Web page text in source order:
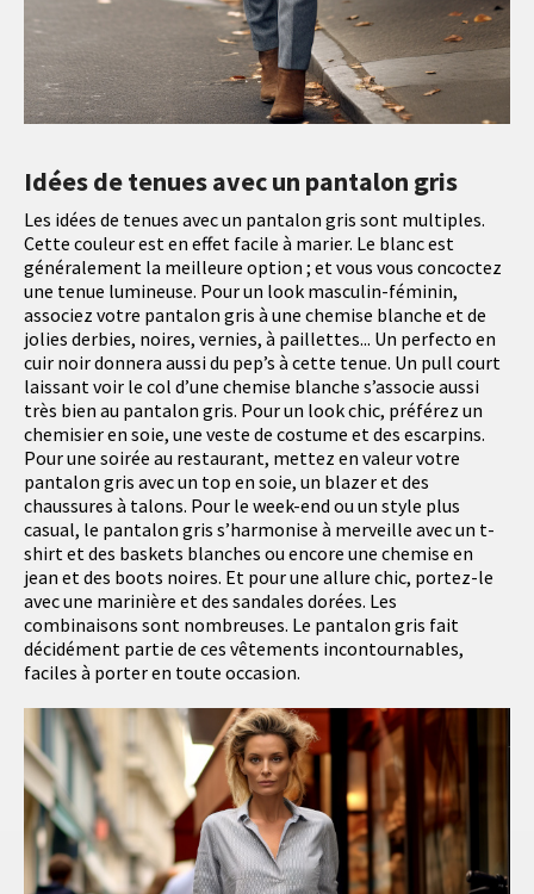
Idées de tenues avec un pantalon gris
Les idées de tenues avec un pantalon gris sont multiples.
Cette couleur est en effet facile à marier. Le blanc est
généralement la meilleure option ; et vous vous concoctez
une tenue lumineuse. Pour un look masculin-féminin,
associez votre pantalon gris à une chemise blanche et de
jolies derbies, noires, vernies, à paillettes... Un perfecto en
cuir noir donnera aussi du pep’s à cette tenue. Un pull court
laissant voir le col d’une chemise blanche s’associe aussi
très bien au pantalon gris. Pour un look chic, préférez un
chemisier en soie, une veste de costume et des escarpins.
Pour une soirée au restaurant, mettez en valeur votre
pantalon gris avec un top en soie, un blazer et des
chaussures à talons. Pour le week-end ou un style plus
casual, le pantalon gris s’harmonise à merveille avec un t-
shirt et des baskets blanches ou encore une chemise en
jean et des boots noires. Et pour une allure chic, portez-le
avec une marinière et des sandales dorées. Les
combinaisons sont nombreuses. Le pantalon gris fait
décidément partie de ces vêtements incontournables,
faciles à porter en toute occasion.